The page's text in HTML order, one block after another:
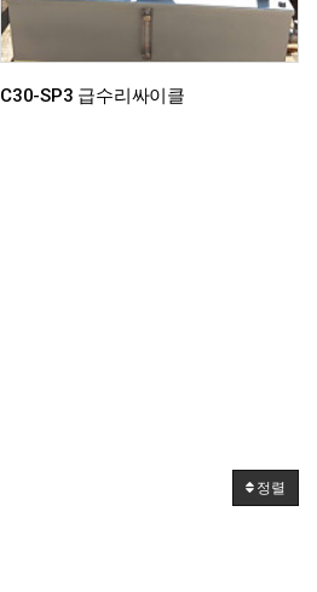
C30-SP3 급수리싸이클
정렬